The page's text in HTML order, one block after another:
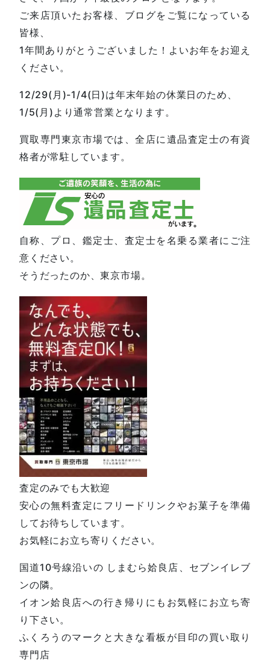
ご来店頂いたお客様、ブログをご覧になっている
皆様、
1年間ありがとうございました！よいお年をお迎え
ください。
12/29(月)-1/4(日)は年末年始の休業日のため、
1/5(月)より通常営業となります。
買取専門東京市場では、全店に遺品査定士の有資
格者が常駐しています。
自称、プロ、鑑定士、査定士を名乗る業者にご注
意ください。
そうだったのか、東京市場。
査定のみでも大歓迎
安心の無料査定にフリードリンクやお菓子を準備
してお待ちしています。
お気軽にお立ち寄りください。
国道10号線沿いの しまむら姶良店、セブンイレブ
ンの隣。
イオン姶良店への行き帰りにもお気軽にお立ち寄
り下さい。
ふくろうのマークと大きな看板が目印の買い取り
専門店